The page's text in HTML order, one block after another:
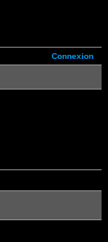
Connexion